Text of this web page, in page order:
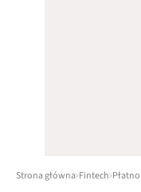
Strona główna Fintech